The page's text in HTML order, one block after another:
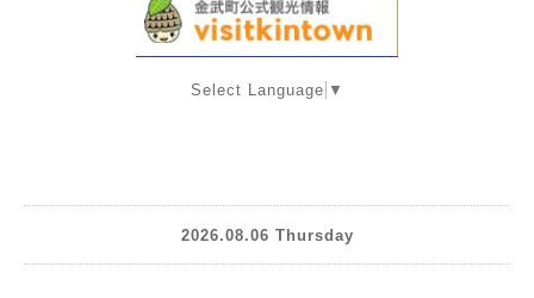
Select Language ▼
2026.08.06 Thursday